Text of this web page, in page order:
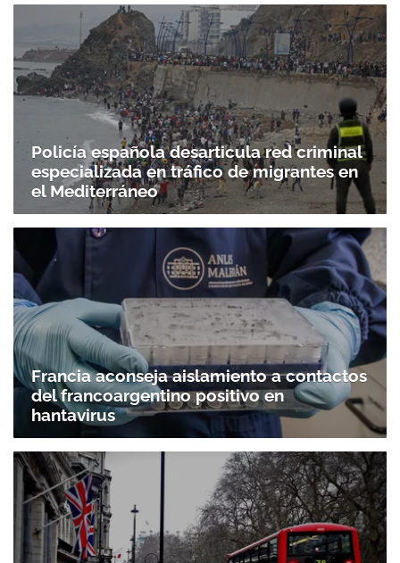
Policía española desarticula red criminal
especializada en tráfico de migrantes en
el Mediterráneo
Francia aconseja aislamiento a contactos
del francoargentino positivo en
hantavirus